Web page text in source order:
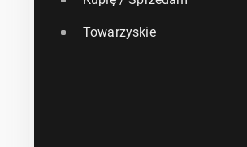
Towarzyskie